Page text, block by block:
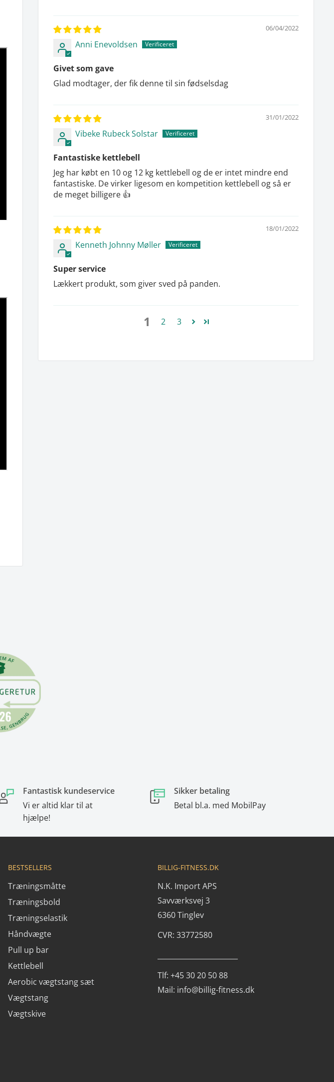
06/04/2022
Anni Enevoldsen
Givet som gave
Glad modtager, der fik denne til sin fødselsdag
31/01/2022
Vibeke Rubeck Solstar
Fantastiske kettlebell
Jeg har købt en 10 og 12 kg kettlebell og de er intet mindre end
fantastiske. De virker ligesom en kompetition kettlebell og så er
de meget billigere 👍
18/01/2022
Kenneth Johnny Møller
Super service
Lækkert produkt, som giver sved på panden.
1 2 3
Fantastisk kundeservice
Vi er altid klar til at
hjælpe!
Sikker betaling
Betal bl.a. med MobilPay
BESTSELLERS
Træningsmåtte
Træningsbold
Træningselastik
Håndvægte
Pull up bar
Kettlebell
Aerobic vægtstang sæt
Vægtstang
Vægtskive
BILLIG-FITNESS.DK
N.K. Import APS
Savværksvej 3
6360 Tinglev
CVR: 33772580
Tlf: +45 30 20 50 88
Mail: info@billig-fitness.dk